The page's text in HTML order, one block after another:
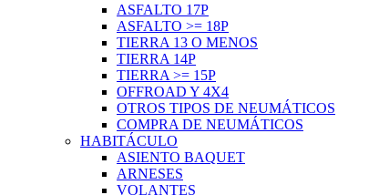
ASFALTO 17P
ASFALTO >= 18P
TIERRA 13 O MENOS
TIERRA 14P
TIERRA >= 15P
OFFROAD Y 4X4
OTROS TIPOS DE NEUMÁTICOS
COMPRA DE NEUMÁTICOS
HABITÁCULO
ASIENTO BAQUET
ARNESES
VOLANTES